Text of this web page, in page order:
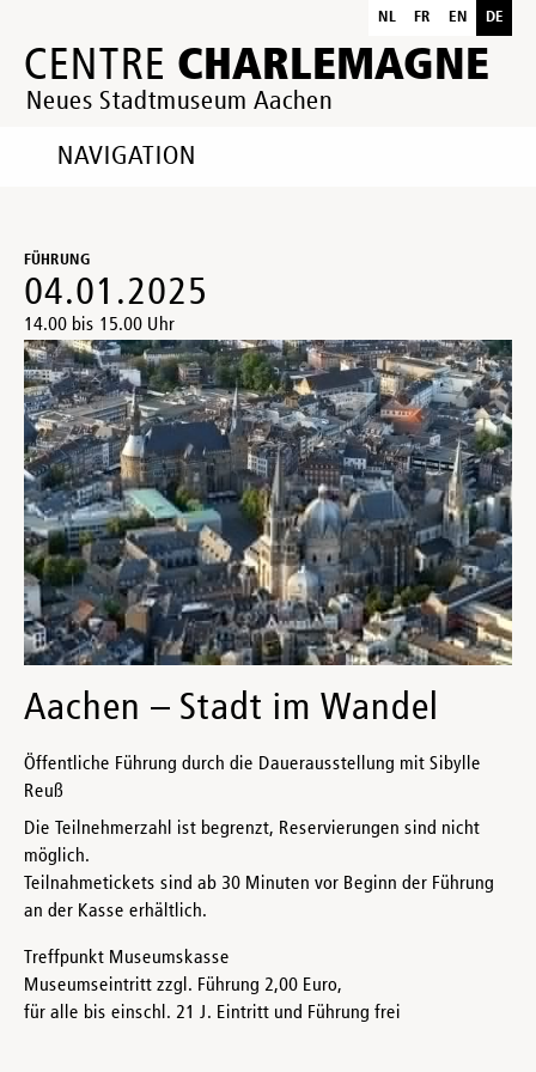
CENTRE CHARLEMAGNE
Neues Stadtmuseum Aachen
NL FR EN DE
NAVIGATION
FÜHRUNG
04.01.2025
14.00 bis 15.00 Uhr
Aachen – Stadt im Wandel
Öffentliche Führung durch die Dauerausstellung mit Sibylle
Reuß
Die Teilnehmerzahl ist begrenzt, Reservierungen sind nicht
möglich.
Teilnahmetickets sind ab 30 Minuten vor Beginn der Führung
an der Kasse erhältlich.
Treffpunkt Museumskasse
Museumseintritt zzgl. Führung 2,00 Euro,
für alle bis einschl. 21 J. Eintritt und Führung frei